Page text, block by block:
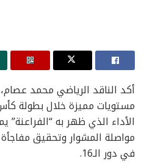
أكد الناقد الرياضي محمد
مستويات مميزة خلال بطولة
الأداء الذي ظهر به “الفراعنة”
مواصلة المشوار وتحقيق
في دور الـ16.